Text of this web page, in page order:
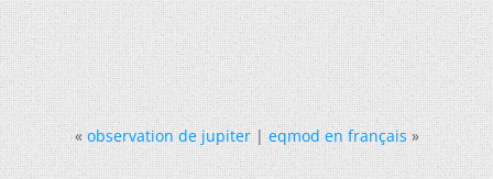
« observation de jupiter|eqmod en français »